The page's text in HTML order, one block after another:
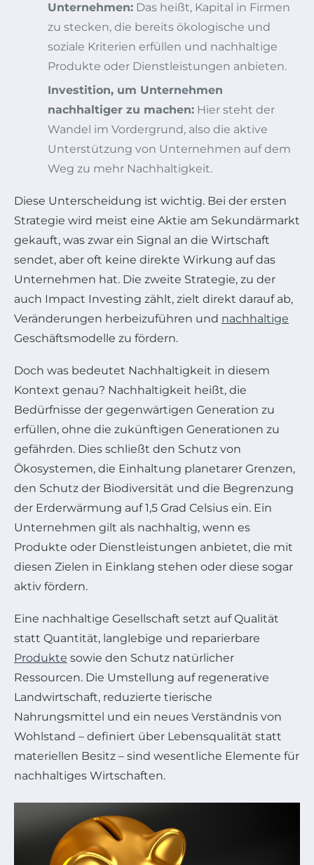
Unternehmen: Das heißt, Kapital in Firmen
zu stecken, die bereits ökologische und
soziale Kriterien erfüllen und nachhaltige
Produkte oder Dienstleistungen anbieten.
Investition, um Unternehmen
nachhaltiger zu machen: Hier steht der
Wandel im Vordergrund, also die aktive
Unterstützung von Unternehmen auf dem
Weg zu mehr Nachhaltigkeit.
Diese Unterscheidung ist wichtig. Bei der ersten
Strategie wird meist eine Aktie am Sekundärmarkt
gekauft, was zwar ein Signal an die Wirtschaft
sendet, aber oft keine direkte Wirkung auf das
Unternehmen hat. Die zweite Strategie, zu der
auch Impact Investing zählt, zielt direkt darauf ab,
Veränderungen herbeizuführen und nachhaltige
Geschäftsmodelle zu fördern.
Doch was bedeutet Nachhaltigkeit in diesem
Kontext genau? Nachhaltigkeit heißt, die
Bedürfnisse der gegenwärtigen Generation zu
erfüllen, ohne die zukünftigen Generationen zu
gefährden. Dies schließt den Schutz von
Ökosystemen, die Einhaltung planetarer Grenzen,
den Schutz der Biodiversität und die Begrenzung
der Erderwärmung auf 1,5 Grad Celsius ein. Ein
Unternehmen gilt als nachhaltig, wenn es
Produkte oder Dienstleistungen anbietet, die mit
diesen Zielen in Einklang stehen oder diese sogar
aktiv fördern.
Eine nachhaltige Gesellschaft setzt auf Qualität
statt Quantität, langlebige und reparierbare
Produkte sowie den Schutz natürlicher
Ressourcen. Die Umstellung auf regenerative
Landwirtschaft, reduzierte tierische
Nahrungsmittel und ein neues Verständnis von
Wohlstand – definiert über Lebensqualität statt
materiellen Besitz – sind wesentliche Elemente für
nachhaltiges Wirtschaften.